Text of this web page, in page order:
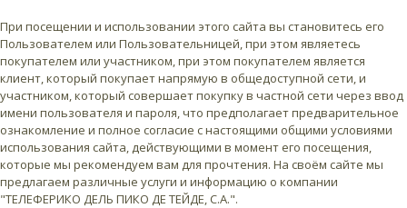
При посещении и использовании этого сайта вы становитесь его
Пользователем или Пользовательницей, при этом являетесь
покупателем или участником, при этом покупателем является
клиент, который покупает напрямую в общедоступной сети, и
участником, который совершает покупку в частной сети через ввод
имени пользователя и пароля, что предполагает предварительное
ознакомление и полное согласие с настоящими общими условиями
использования сайта, действующими в момент его посещения,
которые мы рекомендуем вам для прочтения. На своём сайте мы
предлагаем различные услуги и информацию о компании
"ТЕЛЕФЕРИКО ДЕЛЬ ПИКО ДЕ ТЕЙДЕ, С.А.".